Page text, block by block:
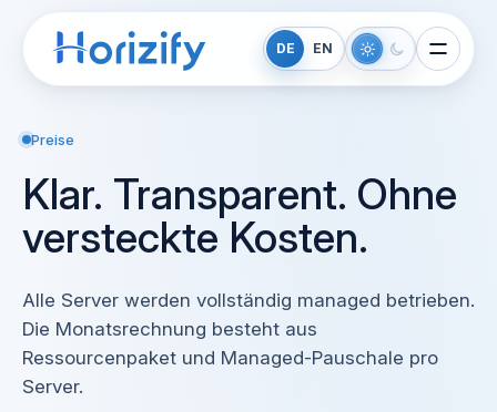
DE EN
Preise
Klar. Transparent. Ohne
versteckte Kosten.
Alle Server werden vollständig managed betrieben.
Die Monatsrechnung besteht aus
Ressourcenpaket und Managed-Pauschale pro
Server.